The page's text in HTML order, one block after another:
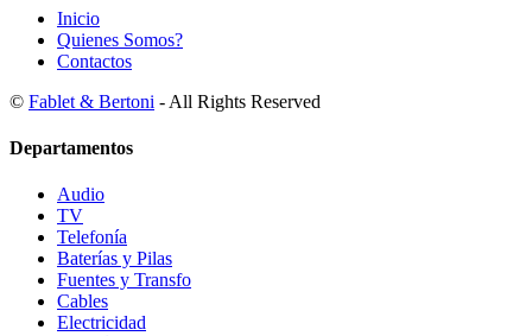
Inicio
Quienes Somos?
Contactos
© Fablet & Bertoni - All Rights Reserved
Departamentos
Audio
TV
Telefonía
Baterías y Pilas
Fuentes y Transfo
Cables
Electricidad